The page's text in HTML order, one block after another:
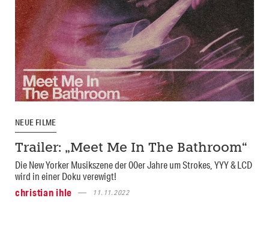
NEUE FILME
Trailer: „Meet Me In The Bathroom“
Die New Yorker Musikszene der 00er Jahre um Strokes, YYY & LCD
wird in einer Doku verewigt!
christian ihle
11.11.2022